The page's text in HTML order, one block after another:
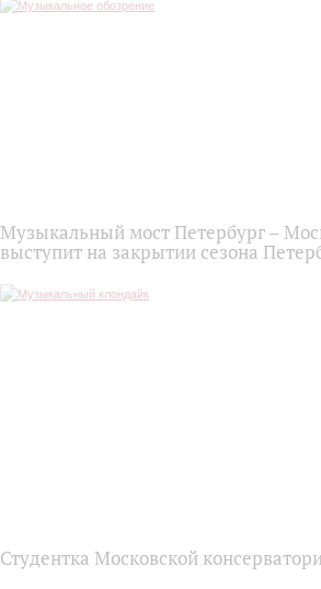
Музыкальный мост Петербург –
выступит на закрытии сезона
Студентка Московской